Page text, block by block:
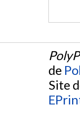
de
Site